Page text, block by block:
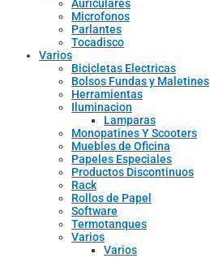
Auriculares
Microfonos
Parlantes
Tocadisco
Varios
Bicicletas Electricas
Bolsos Fundas y Maletines
Herramientas
Iluminacion
Lamparas
Monopatines Y Scooters
Muebles de Oficina
Papeles Especiales
Productos Discontinuos
Rack
Rollos de Papel
Software
Termotanques
Varios
Varios